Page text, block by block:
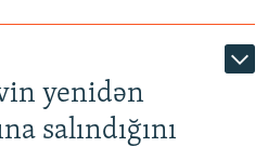
yenidən
salındığını